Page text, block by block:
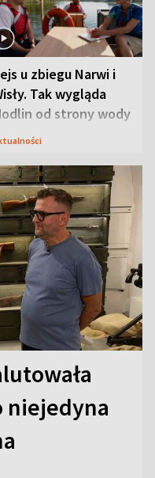
u zbiegu Narwi i
Tak wygląda
od strony wody
niejedyna